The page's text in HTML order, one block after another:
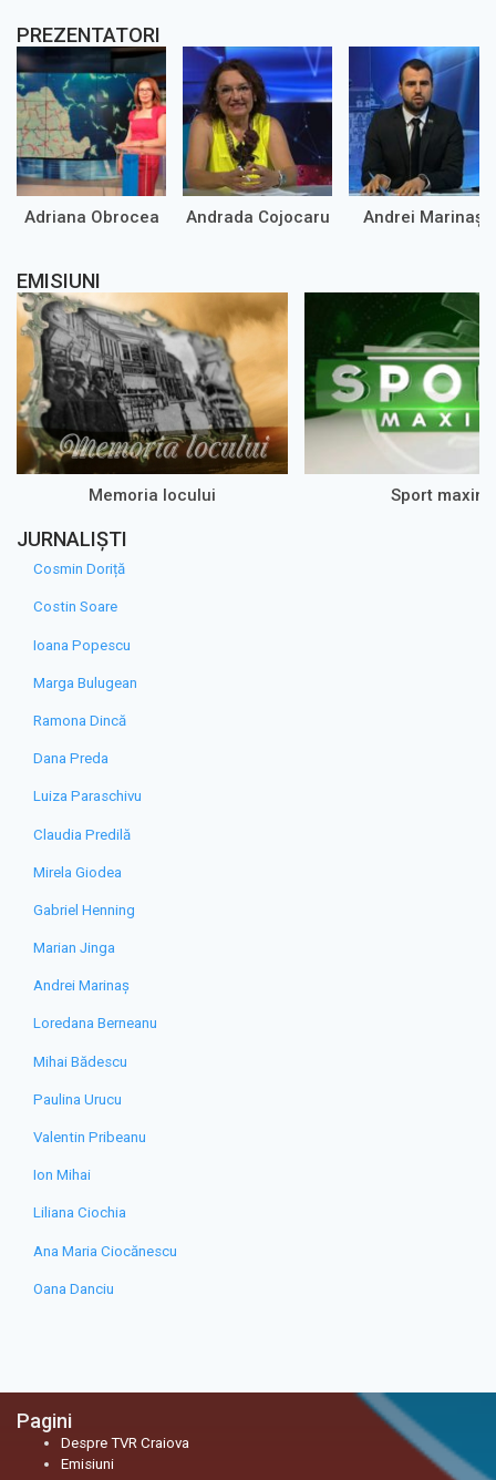
PREZENTATORI
Adriana Obrocea Andrada Cojocaru Andrei Marinaș
EMISIUNI
Memoria locului Sport maxim
JURNALIȘTI
Cosmin Doriță
Costin Soare
Ioana Popescu
Marga Bulugean
Ramona Dincă
Dana Preda
Luiza Paraschivu
Claudia Predilă
Mirela Giodea
Gabriel Henning
Marian Jinga
Andrei Marinaș
Loredana Berneanu
Mihai Bădescu
Paulina Urucu
Valentin Pribeanu
Ion Mihai
Liliana Ciochia
Ana Maria Ciocănescu
Oana Danciu
Pagini
Despre TVR Craiova
Emisiuni